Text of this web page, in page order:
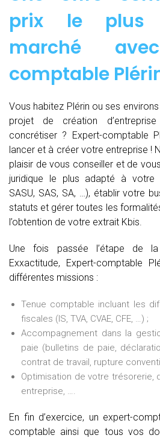
prix le plus
marché
comptable
Vous habitez Plérin ou ses
projet de création
concrétiser ? Expert-comptable
lancer et à créer votre entreprise !
plaisir de vous conseiller et de
juridique le plus adapté à votre
SASU, SAS, SA, …), établir votre
statuts et gérer toutes les
l’obtention de votre extrait Kbis.
Une fois passée l’étape de la
Exxactitude, Expert-comptable
différentes missions :
Tenue comptable incluant les
fiscales (IS, TVA, CVAE, CFE, …) ;
Accompagnement dans la
paie (bulletins de paie,
contrat de travail, rupture
Optimisation de votre trésorerie,
entreprise, ….
En fin d’exercice, un expert-
comptable ainsi que tous vos